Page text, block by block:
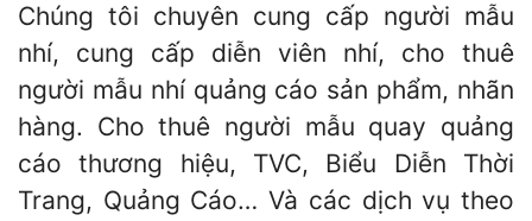
Chúng tôi chuyên cung cấp người mẫu
nhí, cung cấp diễn viên nhí, cho thuê
người mẫu nhí quảng cáo sản phẩm, nhãn
hàng. Cho thuê người mẫu quay quảng
cáo thương hiệu, TVC, Biểu Diễn Thời
Trang, Quảng Cáo… Và các dịch vụ theo